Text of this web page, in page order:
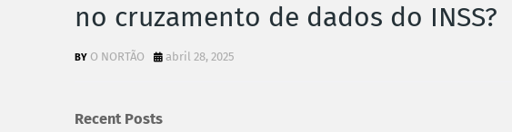
no cruzamento de dados do INSS?
O NORTÃO abril 28, 2025
Recent Posts